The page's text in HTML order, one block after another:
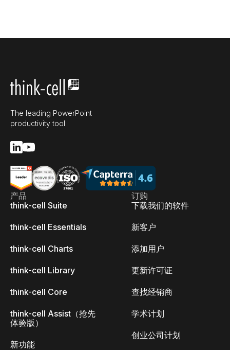
The leading PowerPoint
productivity tool
产品
think-cell Suite
think-cell Essentials
think-cell Charts
think-cell Library
think-cell Core
think-cell Assist（抢先
体验版）
新功能
订购
下载我们的软件
新客户
添加用户
更新许可证
查找经销商
学术计划
创业公司计划